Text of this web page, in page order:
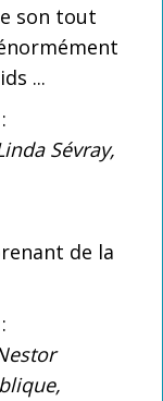
son tout
...
Sévray,
de la